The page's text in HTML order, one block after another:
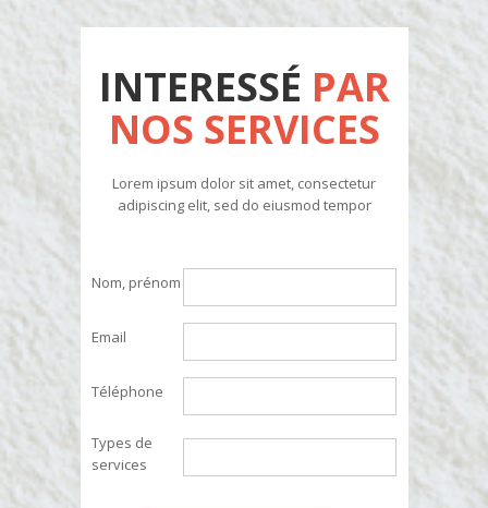
INTERESSÉ PAR
NOS SERVICES
Lorem ipsum dolor sit amet, consectetur
adipiscing elit, sed do eiusmod tempor
Nom, prénom
Email
Téléphone
Types de
services